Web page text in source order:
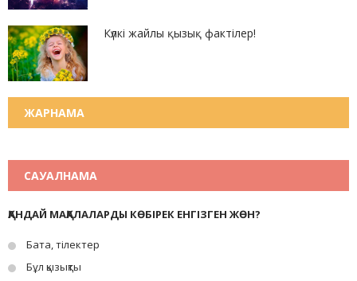
Күлкі жайлы қызық фактілер!
ЖАРНАМА
САУАЛНАМА
ҚАНДАЙ МАҚАЛАЛАРДЫ КӨБІРЕК ЕНГІЗГЕН ЖӨН?
Бата, тілектер
Бұл қызықты